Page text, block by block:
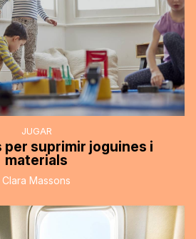
JUGAR
per suprimir joguines i
materials
Clara Massons